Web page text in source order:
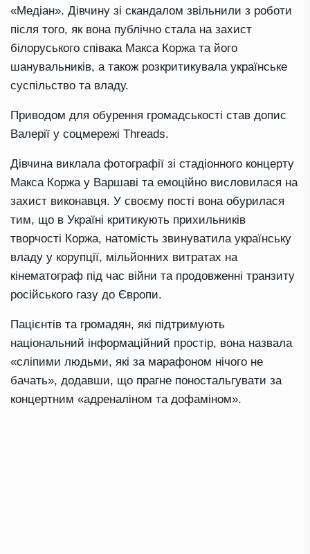
«Медіан». Дівчину зі скандалом звільнили з роботи
після того, як вона публічно стала на захист
білоруського співака Макса Коржа та його
шанувальників, а також розкритикувала українське
суспільство та владу.
Приводом для обурення громадськості став допис
Валерії у соцмережі Threads.
Дівчина виклала фотографії зі стадіонного концерту
Макса Коржа у Варшаві та емоційно висловилася на
захист виконавця. У своєму пості вона обурилася
тим, що в Україні критикують прихильників
творчості Коржа, натомість звинуватила українську
владу у корупції, мільйонних витратах на
кінематограф під час війни та продовженні транзиту
російського газу до Європи.
Пацієнтів та громадян, які підтримують
національний інформаційний простір, вона назвала
«сліпими людьми, які за марафоном нічого не
бачать», додавши, що прагне поностальгувати за
концертним «адреналіном та дофаміном».